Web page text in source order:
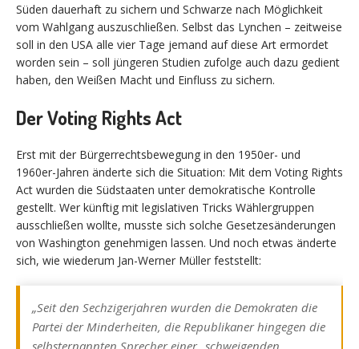
Süden dauerhaft zu sichern und Schwarze nach Möglichkeit
vom Wahlgang auszuschließen. Selbst das Lynchen – zeitweise
soll in den USA alle vier Tage jemand auf diese Art ermordet
worden sein – soll jüngeren Studien zufolge auch dazu gedient
haben, den Weißen Macht und Einfluss zu sichern.
Der Voting Rights Act
Erst mit der Bürgerrechtsbewegung in den 1950er- und
1960er-Jahren änderte sich die Situation: Mit dem Voting Rights
Act wurden die Südstaaten unter demokratische Kontrolle
gestellt. Wer künftig mit legislativen Tricks Wählergruppen
ausschließen wollte, musste sich solche Gesetzesänderungen
von Washington genehmigen lassen. Und noch etwas änderte
sich, wie wiederum Jan-Werner Müller feststellt:
„Seit den Sechzigerjahren wurden die Demokraten die
Partei der Minderheiten, die Republikaner hingegen die
selbsternannten Sprecher einer „schweigenden